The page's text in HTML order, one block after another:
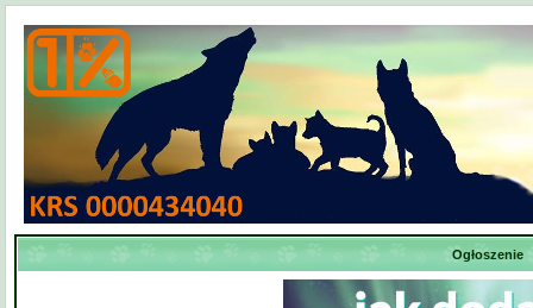
Ogłoszenie